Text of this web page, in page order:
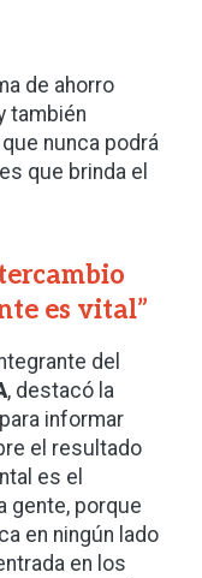
de ahorro
también
nunca podrá
que brinda el
es vital”
del
, destacó la
informar
el resultado
es el
gente, porque
en ningún lado
en los